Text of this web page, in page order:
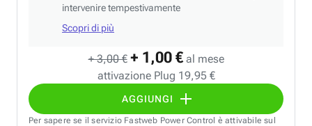
+ 3,00 € + 1,00 € al mese
attivazione Plug 19,95 €
AGGIUNGI
intervenire tempestivamente
Scopri di più
Per sapere se il servizio Fastweb Power Control è attivabile sul